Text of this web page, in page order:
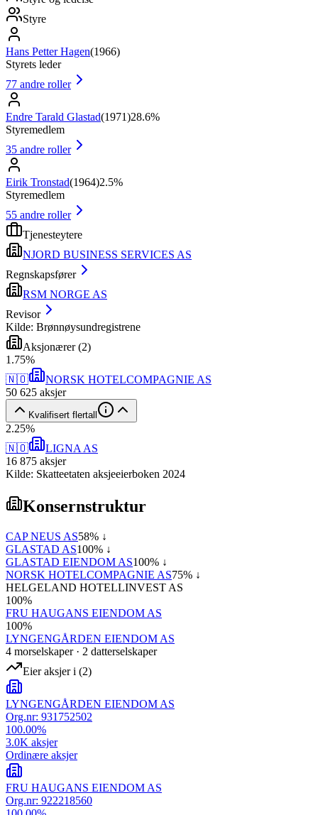
Styre
Hans Petter Hagen(1966)
Styrets leder
77 andre roller
Endre Tarald Glastad(1971)28.6%
Styremedlem
35 andre roller
Eirik Tronstad(1964)2.5%
Styremedlem
55 andre roller
Tjenesteytere
NJORD BUSINESS SERVICES AS
Regnskapsfører
RSM NORGE AS
Revisor
Kilde: Brønnøysundregistrene
Aksjonærer(2)
1 .75%
🇳🇴
NORSK HOTELCOMPAGNIE AS
50 625 aksjer
Kvalifisert flertall
2.25%
🇳🇴
LIGNA AS
16 875 aksjer
Kilde: Skatteetaten aksjeeierboken 2024
Konsernstruktur
CAP NEUS AS58% ↓
GLASTAD AS100% ↓
GLASTAD EIENDOM AS100% ↓
NORSK HOTELCOMPAGNIE AS75% ↓
HELGELAND HOTELLINVEST AS
100%
FRU HAUGANS EIENDOM AS
100%
LYNGENGÅRDEN EIENDOM AS
4 morselskaper· 2 datterselskaper
Eier aksjer i (2)
LYNGENGÅRDEN EIENDOM AS
Org.nr: 931752502
100.00%
3.0K aksjer
Ordinære aksjer
FRU HAUGANS EIENDOM AS
Org.nr: 922218560